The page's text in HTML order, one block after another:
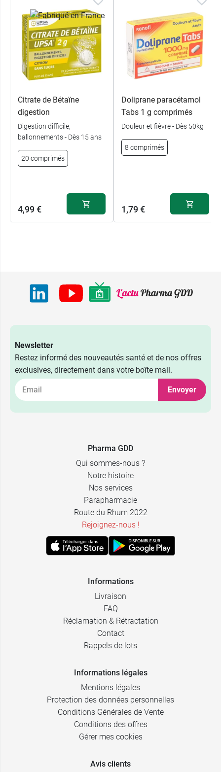
Citrate de Bétaïne
digestion
Digestion difficile,
ballonnements - Dès 15 ans
20 comprimés
4,99 €
Doliprane paracétamol
Tabs 1 g comprimés
Douleur et fièvre - Dès 50kg
8 comprimés
1,79 €
Newsletter
Restez informé des nouveautés santé et de nos offres
exclusives, directement dans votre boîte mail.
Envoyer
Pharma GDD
Qui sommes-nous ?
Notre histoire
Nos services
Parapharmacie
Route du Rhum 2022
Rejoignez-nous !
Informations
Livraison
FAQ
Réclamation & Rétractation
Contact
Rappels de lots
Informations légales
Mentions légales
Protection des données personnelles
Conditions Générales de Vente
Conditions des offres
Gérer mes cookies
Avis clients